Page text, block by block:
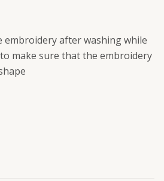
after washing while
make sure that the embroidery